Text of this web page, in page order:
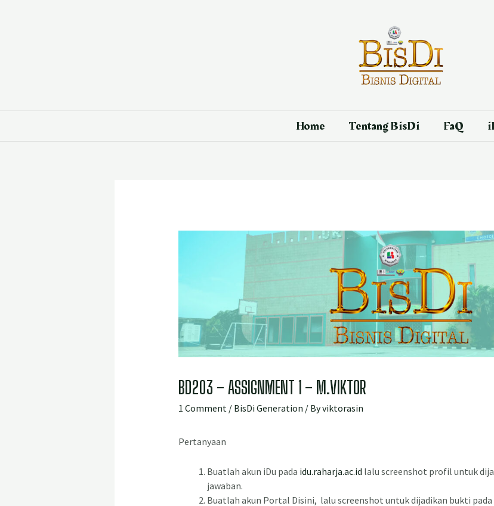
Home Tentang BisDi FaQ
BD203 – ASSIGNMENT 1 – M.VIKTOR
1 Comment / BisDi Generation / Byviktorasin
Pertanyaan
Buatlah akun iDu pada idu.raharja.ac.id lalu screenshot profil untuk
jawaban.
Buatlah akun Portal Disini, lalu screenshot untuk dijadikan bukti pada